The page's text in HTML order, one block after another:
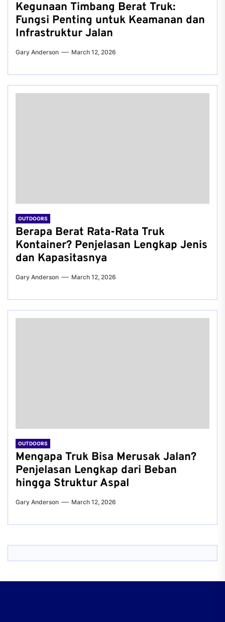
Kegunaan Timbang Berat Truk:
Fungsi Penting untuk Keamanan dan
Infrastruktur Jalan
Gary Anderson March 12, 2026
OUTDOORS
Berapa Berat Rata-Rata Truk
Kontainer? Penjelasan Lengkap Jenis
dan Kapasitasnya
Gary Anderson March 12, 2026
OUTDOORS
Mengapa Truk Bisa Merusak Jalan?
Penjelasan Lengkap dari Beban
hingga Struktur Aspal
Gary Anderson March 12, 2026